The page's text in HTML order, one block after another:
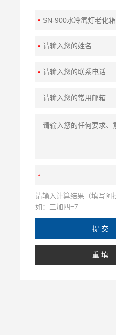
请输入计算结果（填写阿
如：三加四=7